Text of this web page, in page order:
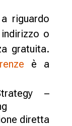
riguardo
o
gratuita.
è a
–
diretta